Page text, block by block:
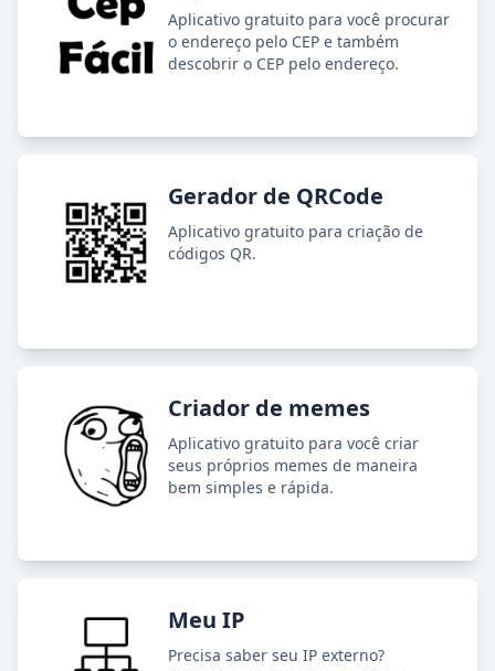
Aplicativo gratuito para você procurar
o endereço pelo CEP e também
descobrir o CEP pelo endereço.
Gerador de QRCode
Aplicativo gratuito para criação de
códigos QR.
Criador de memes
Aplicativo gratuito para você criar
seus próprios memes de maneira
bem simples e rápida.
Meu IP
Precisa saber seu IP externo?